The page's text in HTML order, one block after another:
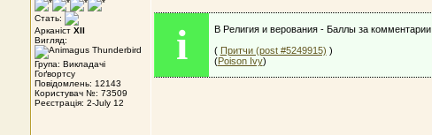
Стать:
Арканіст XII
Вигляд:
Група: Викладачі
Гоґвортсу
Повідомлень: 12143
Користувач №: 73509
Реєстрація: 2-July 12
i
В Религия и верования - Баллы за
( Притчи (post #5249915) )
(Poison Ivy)